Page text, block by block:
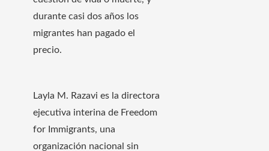
durante casi dos años los
migrantes han pagado el
precio.
Layla M. Razavi es la directora
ejecutiva interina de Freedom
for Immigrants, una
organización nacional sin